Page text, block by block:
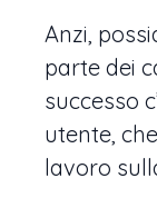
Anzi,
parte dei
successo
utente,
lavoro